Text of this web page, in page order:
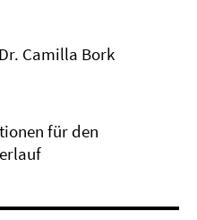
Camilla Bork
für den